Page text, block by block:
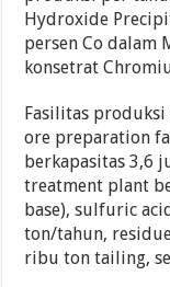
Hydroxide
persen Co dalam
konsetrat
Fasilitas
ore preparation
berkapasitas 3,6
treatment plant
base), sulfuric
ton/tahun,
ribu ton tailing,